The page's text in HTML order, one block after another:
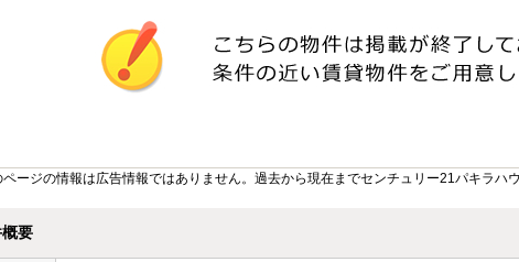
ージの情報は広告情報ではありません。過去から現在までセンチュリー21パキラハ
要